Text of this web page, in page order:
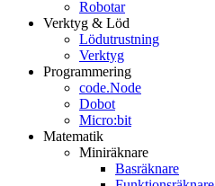
Robotar
Verktyg & Löd
Lödutrustning
Verktyg
Programmering
code.Node
Dobot
Micro:bit
Matematik
Miniräknare
Basräknare